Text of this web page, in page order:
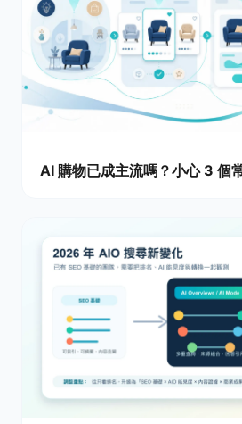
AI 購物已成主流嗎？小心 3 個